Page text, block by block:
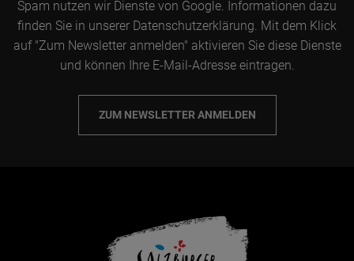
Spam nutzen wir Dienste von Google. Informationen dazu
finden Sie in unserer Datenschutzerklärung. Mit dem Klick
auf "Zum Newsletter anmelden" aktivieren Sie diese Dienste
und können Ihre E-Mail-Adresse eintragen.
ZUM NEWSLETTER ANMELDEN